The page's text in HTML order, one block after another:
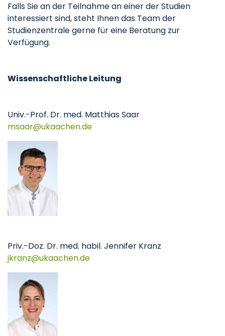
Falls Sie an der Teilnahme an einer der Studien
interessiert sind, steht Ihnen das Team der
Studienzentrale gerne für eine Beratung zur
Verfügung.
Wissenschaftliche Leitung
Univ.-Prof. Dr. med. Matthias Saar
msaar
ukaachende
Priv.-Doz. Dr. med. habil. Jennifer Kranz
jkranz
ukaachende